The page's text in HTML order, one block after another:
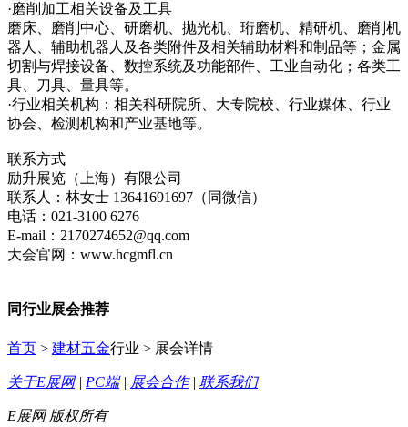
·磨削加工相关设备及工具
磨床、磨削中心、研磨机、抛光机、珩磨机、精研机、磨削机
器人、辅助机器人及各类附件及相关辅助材料和制品等；金属
切割与焊接设备、数控系统及功能部件、工业自动化；各类工
具、刀具、量具等。
·行业相关机构：相关科研院所、大专院校、行业媒体、行业
协会、检测机构和产业基地等。
联系方式
励升展览（上海）有限公司
联系人：林女士 13641691697（同微信）
电话：021-3100 6276
E-mail：2170274652@qq.com
大会官网：www.hcgmfl.cn
同行业展会推荐
首页 > 建材五金行业 > 展会详情
关于E展网| PC端| 展会合作| 联系我们
E展网 版权所有